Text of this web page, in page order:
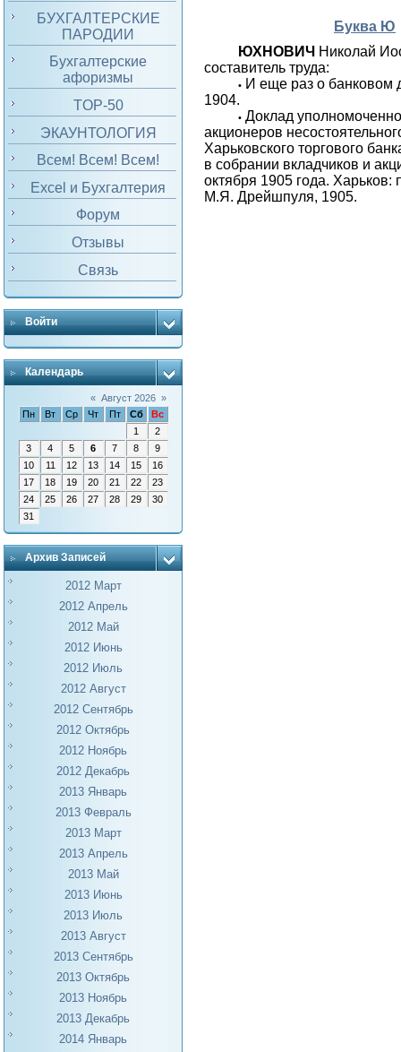
БУХГАЛТЕРСКИЕ
ПАРОДИИ
Бухгалтерские
афоризмы
TOP-50
ЭКАУНТОЛОГИЯ
Всем! Всем! Всем!
Excel и Бухгалтерия
Форум
Отзывы
Связь
Войти
Календарь
« Август 2026 »
Пн
Вт Ср Чт Пт Сб
Вс
1
2
3
4 5 6 7 8
9
10
11 12 13 14 15
16
17
18 19 20 21 22
23
24
25 26 27 28 29
30
31
Архив Записей
2012 Март
2012 Апрель
2012 Май
2012 Июнь
2012 Июль
2012 Август
2012 Сентябрь
2012 Октябрь
2012 Ноябрь
2012 Декабрь
2013 Январь
2013 Февраль
2013 Март
2013 Апрель
2013 Май
2013 Июнь
2013 Июль
2013 Август
2013 Сентябрь
2013 Октябрь
2013 Ноябрь
2013 Декабрь
2014 Январь
Буква Ю
ЮХНОВИЧ Николай
составитель труда:
• И еще раз о банковом
1904.
• Доклад
акционеров
Харьковского торгового
в собрании вкладчиков и
октября 1905 года. Харьков:
М.Я. Дрейшпуля, 1905.